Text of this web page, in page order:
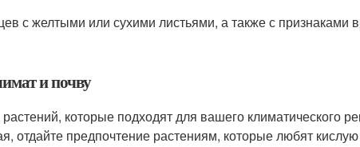
с желтыми или сухими листьями, а также с признаками
и почву
которые подходят для вашего климатического
отдайте предпочтение растениям, которые любят кислую